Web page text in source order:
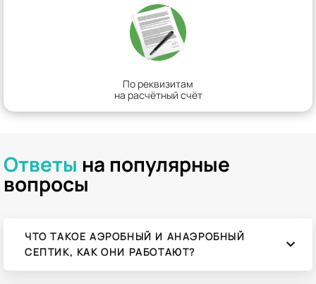
По реквизитам
на расчётный счёт
Ответы на популярные
вопросы
ЧТО ТАКОЕ АЭРОБНЫЙ И АНАЭРОБНЫЙ
СЕПТИК, КАК ОНИ РАБОТАЮТ?